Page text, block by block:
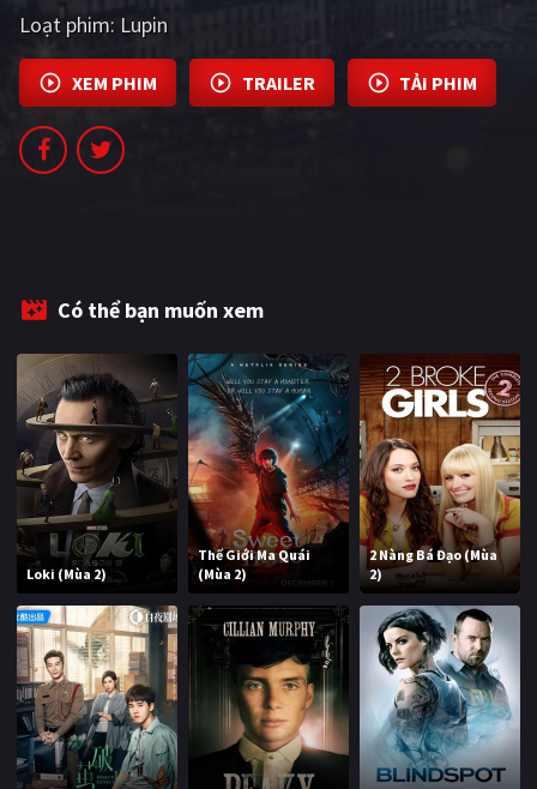
CẬP NHẬT
PHIM MỚI
PHIM BỘ
PHIM LẺ
BLOG
Loạt phim: Lupin
XEM PHIM TRAILER TẢI PHIM
Có thể bạn muốn xem
Loki (Mùa 2)
Thế Giới Ma Quái
(Mùa 2)
2 Nàng Bá Đạo (Mùa
2)